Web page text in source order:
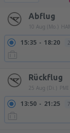
Abflug
10 Aug (Mo.)
15:35 18:20
Rückflug
25 Aug (Di.) PMI
13:50 21:25